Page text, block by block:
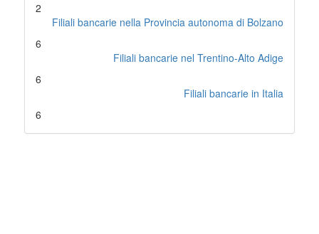
2
Filiali bancarie nella Provincia autonoma di Bolzano
6
Filiali bancarie nel Trentino-Alto Adige
6
Filiali bancarie in Italia
6